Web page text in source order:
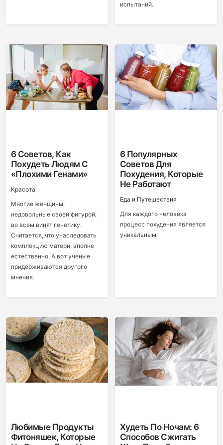
испытаний.
6 Советов, Как
Похудеть Людям С
«плохими Генами»
Красота
Многие женщины,
недовольные своей фигурой,
во всем винят генетику.
Считается, что унаследовать
комплекцию матери, вполне
естественно. А вот ученые
придерживаются другого
мнения.
6 Популярных
Советов Для
Похудения, Которые
Не Работают
Еда и Путешествия
Для каждого человека
процесс похудения является
уникальным.
Любимые Продукты
Фитоняшек, Которые
Худеть По Ночам: 6
Способов Сжигать